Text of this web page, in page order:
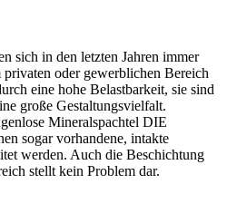
sich in den letzten Jahren immer
oder gewerblichen Bereich
eine hohe Belastbarkeit, sie sind
große Gestaltungsvielfalt.
Mineralspachtel DIE
sogar vorhandene, intakte
werden. Auch die Beschichtung
stellt kein Problem dar.